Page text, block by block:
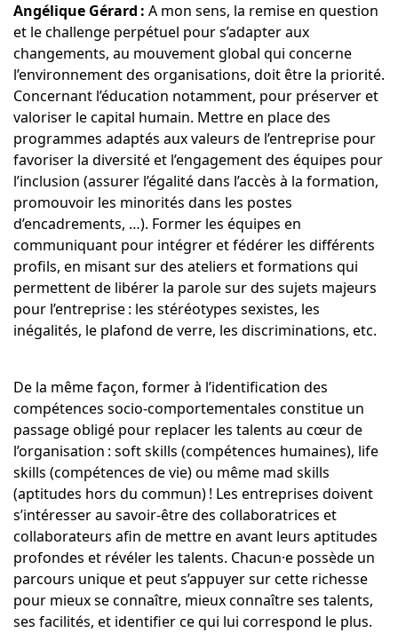
Angélique Gérard : A mon sens, la remise en question
et le challenge perpétuel pour s’adapter aux
changements, au mouvement global qui concerne
l’environnement des organisations, doit être la priorité.
Concernant l’éducation notamment, pour préserver et
valoriser le capital humain. Mettre en place des
programmes adaptés aux valeurs de l’entreprise pour
favoriser la diversité et l’engagement des équipes pour
l’inclusion (assurer l’égalité dans l’accès à la formation,
promouvoir les minorités dans les postes
d’encadrements, …). Former les équipes en
communiquant pour intégrer et fédérer les différents
profils, en misant sur des ateliers et formations qui
permettent de libérer la parole sur des sujets majeurs
pour l’entreprise : les stéréotypes sexistes, les
inégalités, le plafond de verre, les discriminations, etc.
De la même façon, former à l’identification des
compétences socio-comportementales constitue un
passage obligé pour replacer les talents au cœur de
l’organisation : soft skills (compétences humaines), life
skills (compétences de vie) ou même mad skills
(aptitudes hors du commun) ! Les entreprises doivent
s’intéresser au savoir-être des collaboratrices et
collaborateurs afin de mettre en avant leurs aptitudes
profondes et révéler les talents. Chacun·e possède un
parcours unique et peut s’appuyer sur cette richesse
pour mieux se connaître, mieux connaître ses talents,
ses facilités, et identifier ce qui lui correspond le plus.